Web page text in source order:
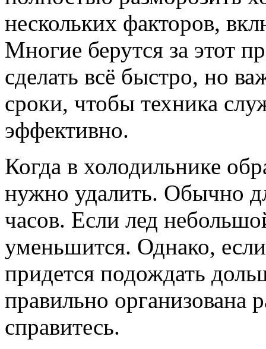
нескольких факторов,
Многие берутся за этот
сделать всё быстро, но
сроки, чтобы техника
эффективно.
Когда в холодильнике
нужно удалить. Обычно
часов. Если лед
уменьшится. Однако,
придется подождать
правильно организована
справитесь.